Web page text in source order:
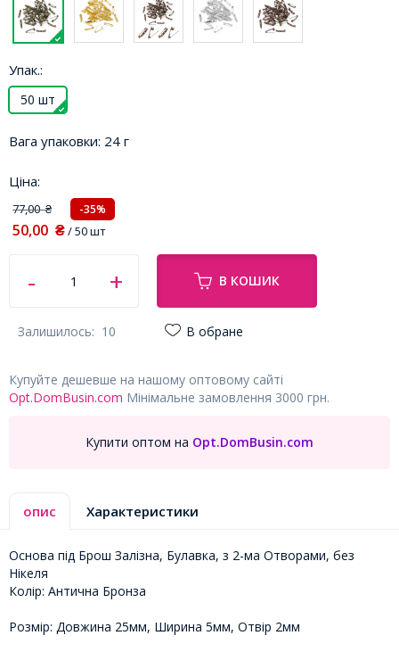
Упак.:
50 шт
Вага упаковки: 24 г
Ціна:
77,00₴ -35%
50,00 ₴/ 50 шт
В КОШИК
Залишилось: 10 В обране
Купуйте дешевше на нашому оптовому сайті
Opt.DomBusin.com Мінімальне замовлення 3000 грн.
Купити оптом на Opt.DomBusin.com
опис Характеристики
Основа під Брош Залізна, Булавка, з 2-ма Отворами, без
Нікеля
Колір: Антична Бронза
Розмір: Довжина 25мм, Ширина 5мм, Отвір 2мм